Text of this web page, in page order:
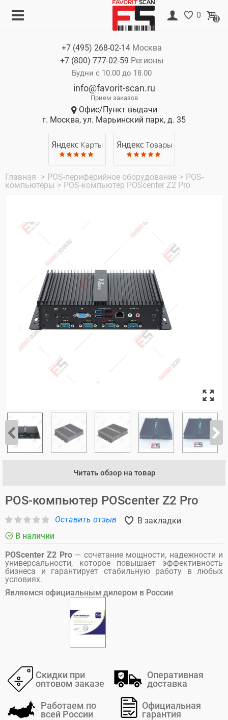
0 0
+7 (495) 268-02-14 Москва
+7 (800) 777-02-59 Регионы
Будни с 10.00 до 18.00
info@favorit-scan.ru
Прием заказов
Офис/Пункт выдачи
г. Москва, ул. Марьинский парк, д. 35
Яндекс Карты Яндекс Товары
Главная > POS-периферийное оборудование > POS-
компьютеры > POS-компьютер POScenter Z2 Pro
Читать обзор на товар
POS-компьютер POScenter Z2 Pro
Оставить отзыв
В закладки
В наличии
POScenter Z2 Pro— сочетание мощности, надежности и
универсальности, которое повышает эффективность
бизнеса и гарантирует стабильную работу в любых
условиях.
Являемся официальным дилером в России
Скидки при
оптовом заказе
Оперативная
доставка
Работаем по
всей России
Официальная
гарантия
Корзина
Нет товаров